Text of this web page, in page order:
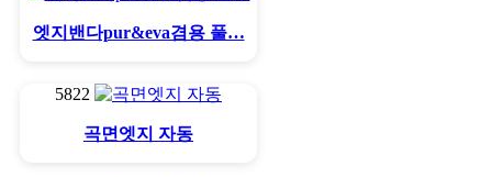
엣지밴다pur&eva겸용 풀…
5822
곡면엣지 자동